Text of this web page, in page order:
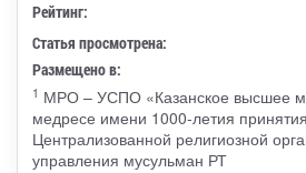
Рейтинг:
Статья просмотрена:
Размещено в:
1 МРО – УСПО «Казанское высшее
медресе имени 1000-летия
Централизованной религиозной
управления мусульман РТ